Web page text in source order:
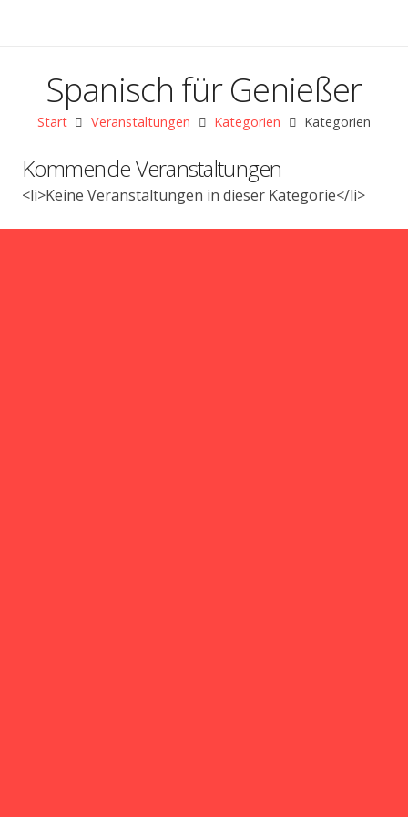
Spanisch für Genießer
Start Veranstaltungen Kategorien Kategorien
Kommende Veranstaltungen
<li>Keine Veranstaltungen in dieser Kategorie</li>